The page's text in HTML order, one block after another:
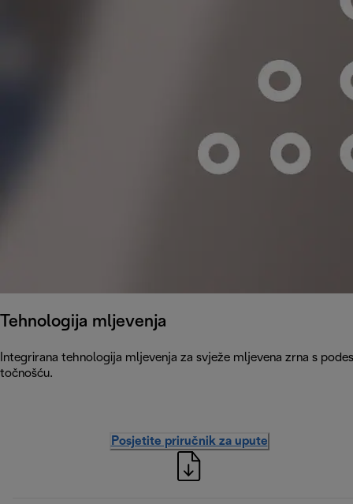
Tehnologija mljevenja
Integrirana tehnologija mljevenja za svježe mljevena zrna s
točnošću.
Posjetite priručnik za upute